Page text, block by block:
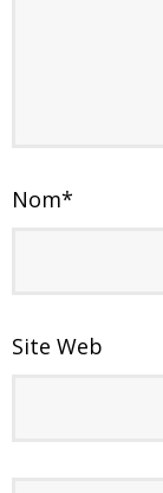
Nom*
Site Web